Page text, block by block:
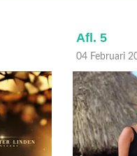
Afl. 5
04 Februari